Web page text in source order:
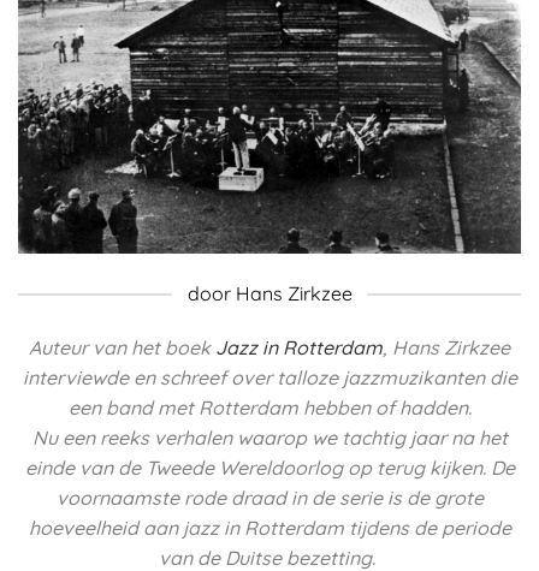
door Hans Zirkzee
Auteur van het boek Jazz in Rotterdam , Hans Zirkzee
interviewde en schreef over talloze jazzmuzikanten die
een band met Rotterdam hebben of hadden.
Nu een reeks verhalen waarop we tachtig jaar na het
einde van de Tweede Wereldoorlog op terug kijken. De
voornaamste rode draad in de serie is de grote
hoeveelheid aan jazz in Rotterdam tijdens de periode
van de Duitse bezetting.